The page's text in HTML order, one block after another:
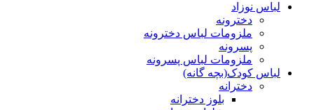
لباس نوزاد
دخترونه
ملزومات لباس دخترونه
پسرونه
ملزومات لباس پسرونه
لباس کودک(بچه گانه)
دخترانه
بلوز دخترانه